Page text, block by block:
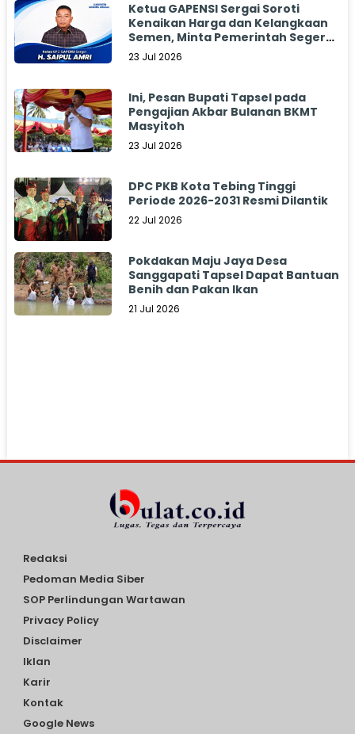
Ketua GAPENSI Sergai Soroti
Kenaikan Harga dan Kelangkaan
Semen, Minta Pemerintah Segera
Bertindak
23 Jul 2026
Ini, Pesan Bupati Tapsel pada
Pengajian Akbar Bulanan BKMT
Masyitoh
23 Jul 2026
DPC PKB Kota Tebing Tinggi
Periode 2026-2031 Resmi Dilantik
22 Jul 2026
Pokdakan Maju Jaya Desa
Sanggapati Tapsel Dapat Bantuan
Benih dan Pakan Ikan
21 Jul 2026
Redaksi
Pedoman Media Siber
SOP Perlindungan Wartawan
Privacy Policy
Disclaimer
Iklan
Karir
Kontak
Google News